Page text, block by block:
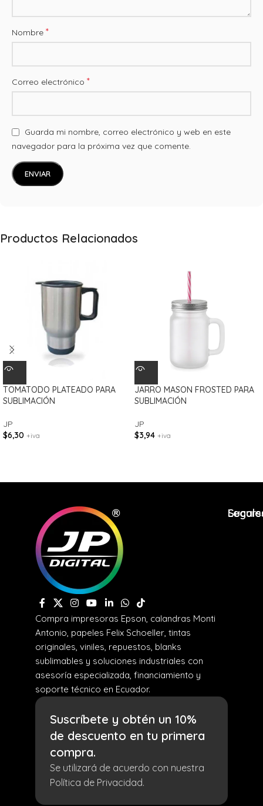
Nombre *
Correo electrónico *
Guarda mi nombre, correo electrónico y web en este
navegador para la próxima vez que comente.
Productos Relacionados
TOMATODO PLATEADO PARA
SUBLIMACIÓN
JP
$6,30 +iva
JARRO MASON FROSTED PARA
SUBLIMACIÓN
JP
$3,94 +iva
Compra impresoras Epson, calandras Monti
Antonio, papeles Felix Schoeller, tintas
originales, viniles, repuestos, blanks
sublimables y soluciones industriales con
asesoría especializada, financiamiento y
soporte técnico en Ecuador.
Suscríbete y obtén un 10%
de descuento en tu primera
compra.
Se utilizará de acuerdo con nuestra
Política de Privacidad.